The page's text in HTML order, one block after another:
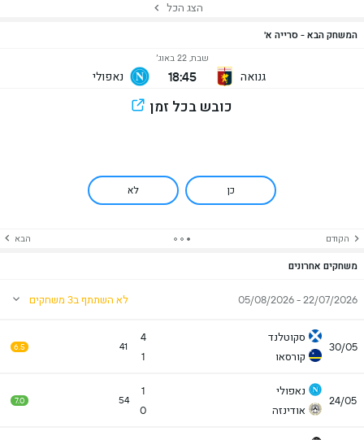
הצג הכל
המשחק הבא - סרייה א'
גנואה
שבת, 22 באוג׳
18:45 נאפולי
כובש בכל זמן
כן לא
הקודם הבא
משחקים אחרונים
22/07/2026 - 05/08/2026 לא השתתף ב3 משחקים
30/05
סקוטלנד
קורסאו
4
1
41
6.5
24/05
נאפולי
אודינזה
1
0
54
7.0